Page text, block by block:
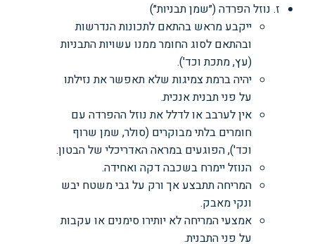
ז. נוזל הפרדה (״שמן תבניות״)
ייקבע מראש בהתאם לתכונות הנדרשות
ובהתאם לסוג החומר ממנו עשויות התבניות
(עץ, מתכת וכד').
יהיה ברמת צמיגות שלא תאפשר את נזילתו
על פני תבנית אנכית.
אין לערבב או לדלל את נוזל ההפרדה עם
חומרים בלתי מבוקרים (סולר, שמן שרוף
וכד'), הפוגעים במראה האדריכלי של הבטון.
הנוזל יימרח בשכבה דקה ואחידה.
המריחה תתבצע אך ורק על גבי משטח יבש
ונקי מאבק.
אמצעי המריחה לא יותירו סימנים או עקבות
על פני התבנית.